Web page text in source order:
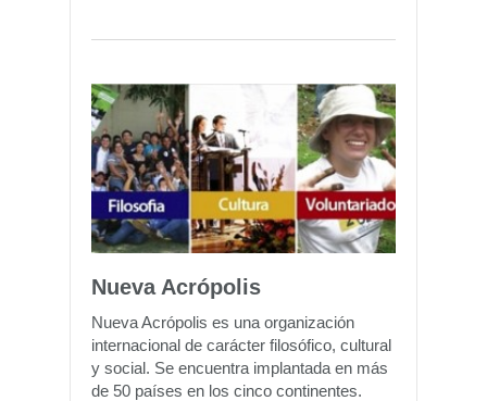
Nueva Acrópolis
Nueva Acrópolis es una organización
internacional de carácter filosófico, cultural
y social. Se encuentra implantada en más
de 50 países en los cinco continentes.